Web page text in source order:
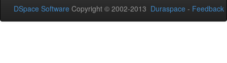
DSpace Software Copyright © 2002-2013 Duraspace - Feedback